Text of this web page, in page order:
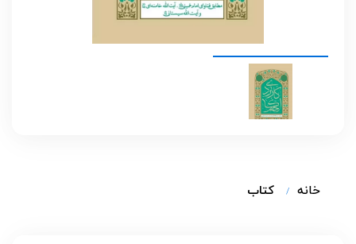
خانه کتاب